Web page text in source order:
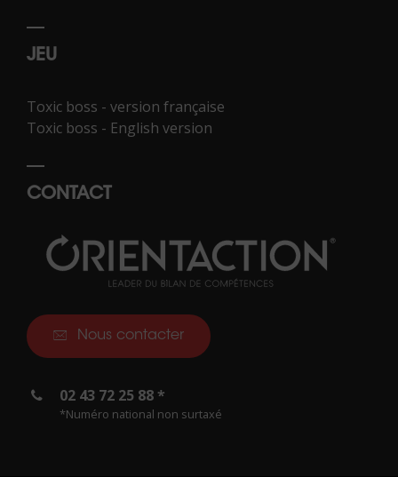
JEU
Toxic boss - version française
Toxic boss - English version
CONTACT
Nous contacter
02 43 72 25 88 *
*Numéro national non surtaxé